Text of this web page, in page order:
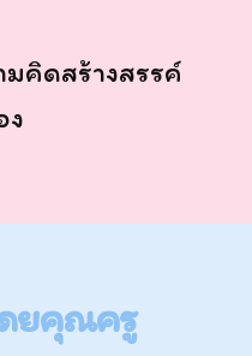
มคิดสร้างสรรค์
ง
ยคุณครู